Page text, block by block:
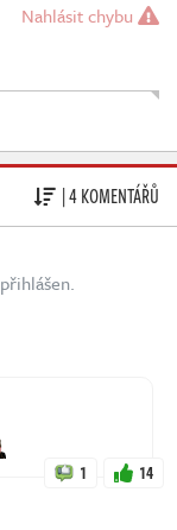
Nahlásit chybu
| 4 KOMENTÁŘŮ
1 14